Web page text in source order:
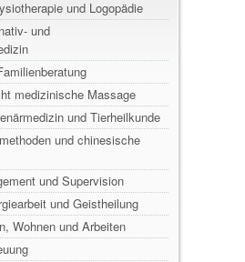
und Logopädie
und
medizinische Massage
und Tierheilkunde
und chinesische
und Supervision
und Geistheilung
Wohnen und Arbeiten